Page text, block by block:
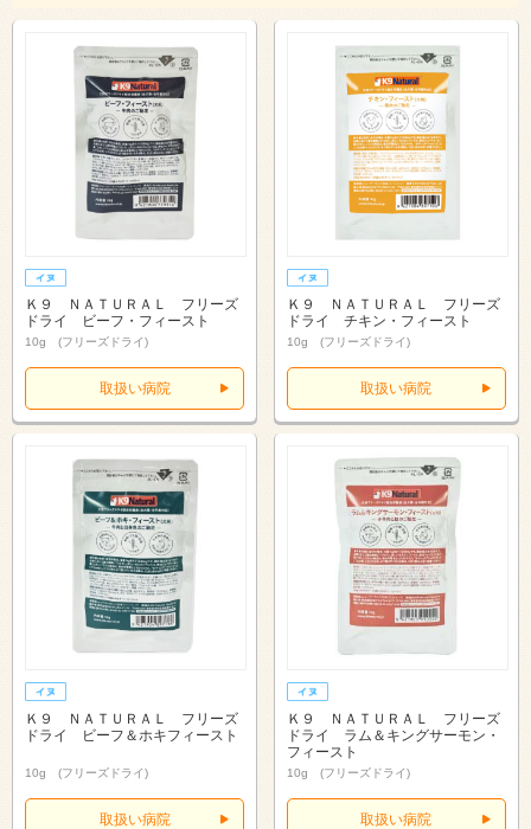
Ｋ９ ＮＡＴＵＲＡＬ フリーズ
ドライ ビーフ・フィースト
10g (フリーズドライ)
取扱い病院
Ｋ９ ＮＡＴＵＲＡＬ フリーズ
ドライ チキン・フィースト
10g (フリーズドライ)
取扱い病院
Ｋ９ ＮＡＴＵＲＡＬ フリーズ
ドライ ビーフ＆ホキフィースト
10g (フリーズドライ)
取扱い病院
Ｋ９ ＮＡＴＵＲＡＬ フリーズ
ドライ ラム＆キングサーモン・
フィースト
10g (フリーズドライ)
取扱い病院